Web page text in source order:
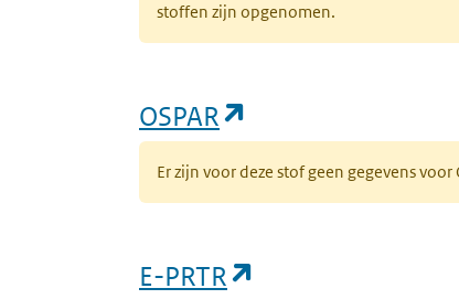
stoffen zijn opgenomen.
OSPAR
Er zijn voor deze stof geen gegevens
E-PRTR